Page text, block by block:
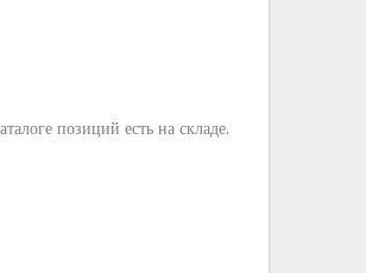
позиций есть на складе.